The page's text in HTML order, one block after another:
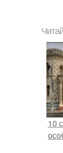
10